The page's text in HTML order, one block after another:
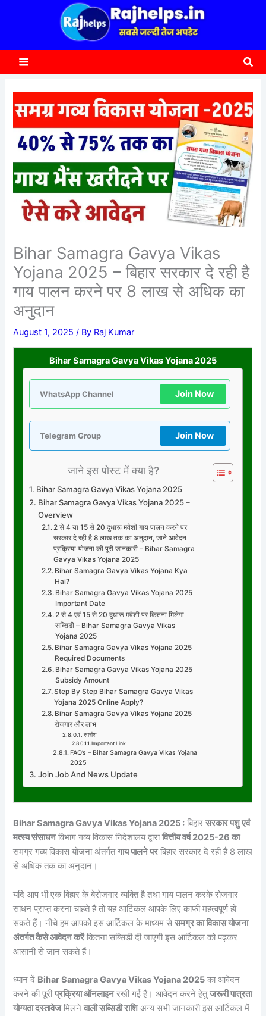
Bihar Samagra Gavya Vikas
Yojana 2025 – बिहार सरकार दे रही है
गाय पालन करने पर 8 लाख से अधिक का
अनुदान
August 1, 2025/ By Raj Kumar
Bihar Samagra Gavya Vikas Yojana 2025
WhatsApp Channel Join Now
Telegram Group Join Now
जाने इस पोस्ट में क्या है?
Bihar Samagra Gavya Vikas Yojana 2025
Bihar Samagra Gavya Vikas Yojana 2025 –
Overview
2 से 4 या 15 से 20 दुधारू मवेशी गाय पालन करने पर
सरकार दे रही है 8 लाख तक का अनुदान, जाने आवेदन
प्रक्रिया योजना की पूरी जानकारी – Bihar Samagra
Gavya Vikas Yojana 2025
Bihar Samagra Gavya Vikas Yojana Kya
Hai?
Bihar Samagra Gavya Vikas Yojana 2025
Important Date
2 से 4 एवं 15 से 20 दुधारू मवेशी पर कितना मिलेगा
सब्सिडी – Bihar Samagra Gavya Vikas
Yojana 2025
Bihar Samagra Gavya Vikas Yojana 2025
Required Documents
Bihar Samagra Gavya Vikas Yojana 2025
Subsidy Amount
Step By Step Bihar Samagra Gavya Vikas
Yojana 2025 Online Apply?
Bihar Samagra Gavya Vikas Yojana 2025
रोजगार और लाभ
सारांश
Important Link
FAQ’s – Bihar Samagra Gavya Vikas Yojana
2025
Join Job And News Update
Bihar Samagra Gavya Vikas Yojana 2025 : बिहारसरकार पशु एवं
मत्स्य संसाधनविभाग गव्य विकास निदेशालय द्वारावित्तीय वर्ष 2025-26 का
समग्र गव्य विकास योजना अंतर्गतगाय पालने परबिहार सरकार दे रही है 8 लाख
से अधिक तक का अनुदान।
यदि आप भी एक बिहार के बेरोजगार व्यक्ति है तथा गाय पालन करके रोजगार
साधन प्राप्त करना चाहते हैं तो यह आर्टिकल आपके लिए काफी महत्वपूर्ण हो
सकते हैं। नीचे हम आपको इस आर्टिकल के माध्यम सेसमग्र का विकास योजना
अंतर्गत कैसे आवेदन करेंकितना सब्सिडी दी जाएगी इस आर्टिकल को पढ़कर
आसानी से जान सकते हैं।
ध्यान दें Bihar Samagra Gavya Vikas Yojana 2025 का आवेदन
करने की पूरीप्रक्रिया ऑनलाइनरखी गई है। आवेदन करने हेतुजरूरी पात्रता
योग्यता दस्तावेजमिलनेवाली सब्सिडी राशिअन्य सभी जानकारी इस आर्टिकल में
c